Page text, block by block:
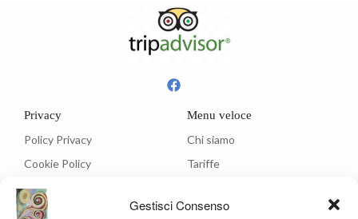
Gestisci Consenso
Privacy
Policy Privacy
Cookie Policy
Menu veloce
Chi siamo
Tariffe
Menù